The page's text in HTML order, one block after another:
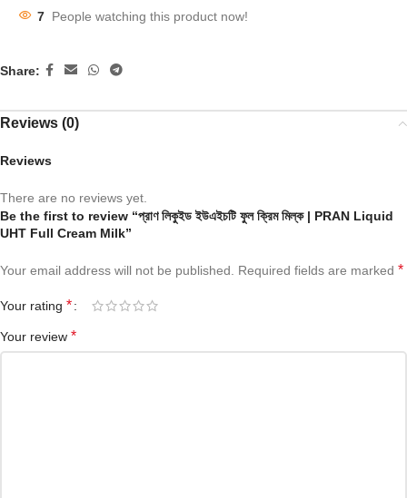
7 People watching this product now!
Share:
Reviews (0)
Reviews
There are no reviews yet.
Be the first to review “প্রাণ লিকুইড ইউএইচটি ফুল ক্রিম মিল্ক | PRAN Liquid
UHT Full Cream Milk”
Your email address will not be published. Required fields are marked *
Your rating *
Your review *